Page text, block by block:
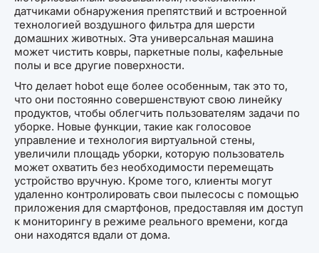
датчиками обнаружения препятствий и встроенной
технологией воздушного фильтра для шерсти
домашних животных. Эта универсальная машина
может чистить ковры, паркетные полы, кафельные
полы и все другие поверхности.
Что делает hobot еще более особенным, так это то,
что они постоянно совершенствуют свою линейку
продуктов, чтобы облегчить пользователям задачи по
уборке. Новые функции, такие как голосовое
управление и технология виртуальной стены,
увеличили площадь уборки, которую пользователь
может охватить без необходимости перемещать
устройство вручную. Кроме того, клиенты могут
удаленно контролировать свои пылесосы с помощью
приложения для смартфонов, предоставляя им доступ
к мониторингу в режиме реального времени, когда
они находятся вдали от дома.